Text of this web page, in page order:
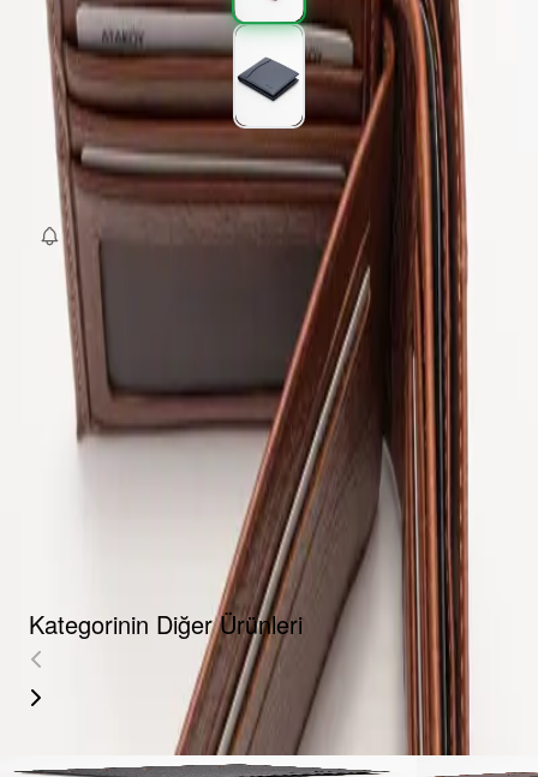
SEPETE EKLE
Fırsat Kombini Componenti Buraya Gelecek
ÜRÜN HAKKINDA
Kategorinin Diğer Ürünleri